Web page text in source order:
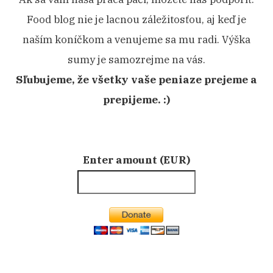
Food blog nie je lacnou záležitosťou, aj keď je
naším koníčkom a venujeme sa mu radi. Výška
sumy je samozrejme na vás.
Sľubujeme, že všetky vaše peniaze prejeme a
prepijeme. :)
Enter amount (EUR)